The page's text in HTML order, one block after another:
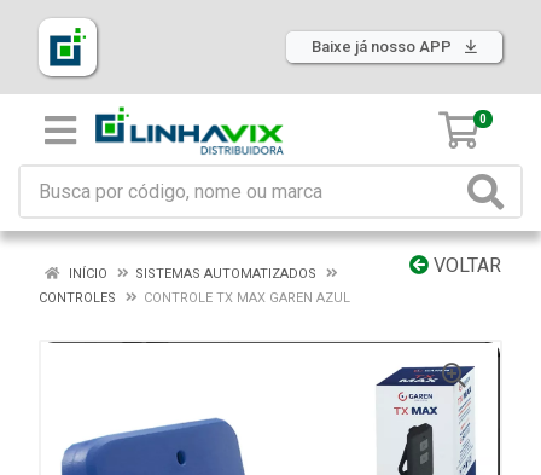
Baixe já nosso APP
0
VOLTAR
INÍCIO
SISTEMAS AUTOMATIZADOS
CONTROLES
CONTROLE TX MAX GAREN AZUL